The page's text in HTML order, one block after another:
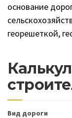
основание
георешеткой,
Вид дороги